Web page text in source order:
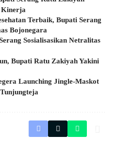
Kinerja
Terbaik, Bupati Serang
Bojonegara
Sosialisasikan Netralitas
Bupati Ratu Zakiyah Yakini
Launching Jingle-Maskot